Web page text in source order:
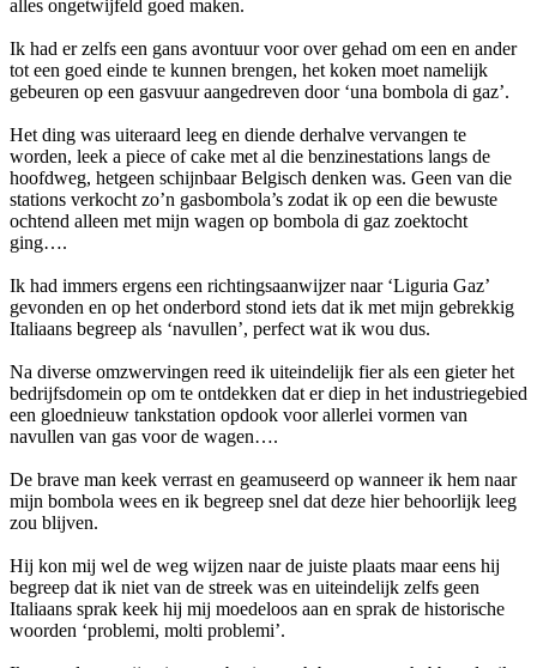
alles ongetwijfeld goed maken.
Ik had er zelfs een gans avontuur voor over gehad om een en ander
tot een goed einde te kunnen brengen, het koken moet namelijk
gebeuren op een gasvuur aangedreven door ‘una bombola di gaz’.
Het ding was uiteraard leeg en diende derhalve vervangen te
worden, leek a piece of cake met al die benzinestations langs de
hoofdweg, hetgeen schijnbaar Belgisch denken was. Geen van die
stations verkocht zo’n gasbombola’s zodat ik op een die bewuste
ochtend alleen met mijn wagen op bombola di gaz zoektocht
ging….
Ik had immers ergens een richtingsaanwijzer naar ‘Liguria Gaz’
gevonden en op het onderbord stond iets dat ik met mijn gebrekkig
Italiaans begreep als ‘navullen’, perfect wat ik wou dus.
Na diverse omzwervingen reed ik uiteindelijk fier als een gieter het
bedrijfsdomein op om te ontdekken dat er diep in het industriegebied
een gloednieuw tankstation opdook voor allerlei vormen van
navullen van gas voor de wagen….
De brave man keek verrast en geamuseerd op wanneer ik hem naar
mijn bombola wees en ik begreep snel dat deze hier behoorlijk leeg
zou blijven.
Hij kon mij wel de weg wijzen naar de juiste plaats maar eens hij
begreep dat ik niet van de streek was en uiteindelijk zelfs geen
Italiaans sprak keek hij mij moedeloos aan en sprak de historische
woorden ‘problemi, molti problemi’.